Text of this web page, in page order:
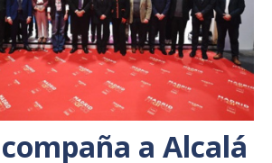
a Alcalá